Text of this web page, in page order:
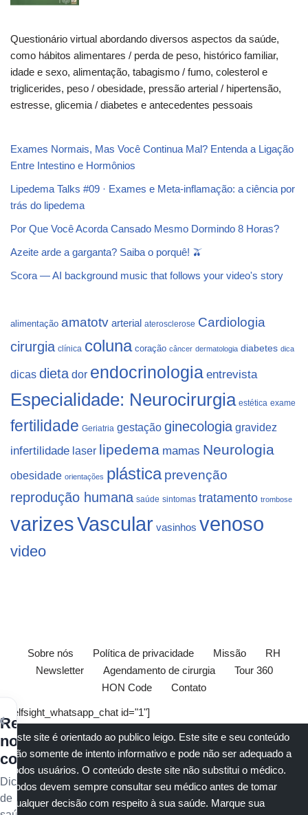
Questionário virtual abordando diversos aspectos da saúde,
como hábitos alimentares / perda de peso, histórico familiar,
idade e sexo, alimentação, tabagismo / fumo, colesterol e
triglicerides, peso / obesidade, pressão arterial / hipertensão,
estresse, glicemia / diabetes e antecedentes pessoais
Exames Normais, Mas Você Continua Mal? Entenda a Ligação
Entre Intestino e Hormônios
Lipedema Talks #09 · Exames e Meta-inflamação: a ciência por
trás do lipedema
Por Que Você Acorda Cansado Mesmo Dormindo 8 Horas?
Azeite arde a garganta? Saiba o porquê! 🫒
Scora — AI background music that follows your video's story
alimentação amatotv arterial aterosclerose Cardiologia
cirurgia clínica coluna coração câncer dermatologia diabetes dica
dicas dieta dor endocrinologia entrevista
Especialidade: Neurocirurgia estética exame
fertilidade Geriatria gestação ginecologia gravidez
infertilidade laser lipedema mamas Neurologia
obesidade orientações plástica prevenção
reprodução humana saúde sintomas tratamento trombose
varizesVascular vasinhos venoso
video
Sobre nós Política de privacidade Missão
RH
Newsletter
Agendamento de cirurgia
Tour 360
HON Code
Contato
[elfsight_whatsapp_chat id="1"]
Este site é orientado ao publico leigo. Este site e seu conteúdo
são somente de intento informativo e pode não ser adequado a
todos usuários. O conteúdo deste site não substitui o médico.
Todos devem sempre consultar seu médico antes de tomar
qualquer decisão com respeito à sua saúde. Marque sua
Receba
nossos
conteúdos
Dicas
de